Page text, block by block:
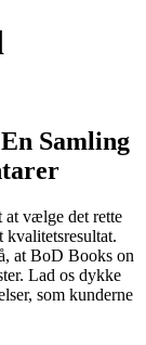
Samling
at vælge det rette
kvalitetsresultat.
at BoD Books on
Lad os dykke
som kunderne